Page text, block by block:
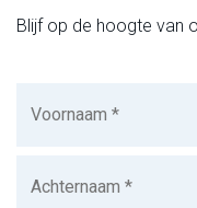
Blijf op de hoogte van